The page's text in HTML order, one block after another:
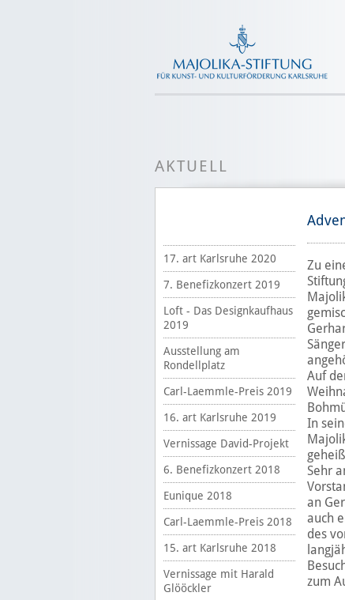
AKTUELL
17. art Karlsruhe 2020
7. Benefizkonzert 2019
Loft - Das Designkaufhaus
2019
Ausstellung am
Rondellplatz
Carl-Laemmle-Preis 2019
16. art Karlsruhe 2019
Vernissage David-Projekt
6. Benefizkonzert 2018
Eunique 2018
Carl-Laemmle-Preis 2018
15. art Karlsruhe 2018
Vernissage mit Harald
Glööckler
Zu
Auf
In
Sehr
an
auch
des
zum